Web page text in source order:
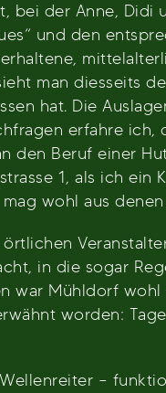
bei der Anne,
und den
man diesseits
hat. Die
erfahre
den Beruf einer
1, als ich
wohl aus
in die sogar
war Mühldorf
worden:
–